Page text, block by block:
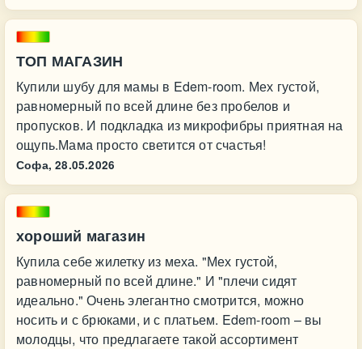
ТОП МАГАЗИН
Купили шубу для мамы в Edem-room. Мех густой,
равномерный по всей длине без пробелов и
пропусков. И подкладка из микрофибры приятная на
ощупь.Мама просто светится от счастья!
Софа, 28.05.2026
хороший магазин
Купила себе жилетку из меха. "Мех густой,
равномерный по всей длине." И "плечи сидят
идеально." Очень элегантно смотрится, можно
носить и с брюками, и с платьем. Edem-room – вы
молодцы, что предлагаете такой ассортимент